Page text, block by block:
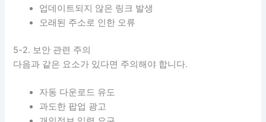
업데이트되지 않은 링크 발생
오래된 주소로 인한 오류
5-2. 보안 관련 주의
다음과 같은 요소가 있다면 주의해야 합니다.
자동 다운로드 유도
과도한 팝업 광고